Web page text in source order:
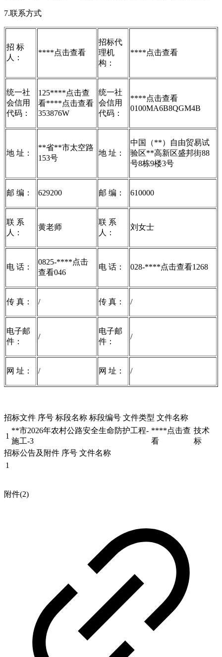
7.联系方式
招 标
人：
****点击查看
招标代
理机
构：
****点击查看
统一社
会信用
代码：
125****点击查
看****点击查看
353876W
统一社
会信用
代码：
****点击查看
0100MA6B8QGM4B
地 址：
**省**市太空路
153号
地 址：
中国（**）自由贸易试
验区**高新区盛邦街88
号8栋9楼3号
邮 编： 629200 邮 编： 610000
联 系
人：
黄老师
联 系
人：
刘女士
电 话：
0825-****点击
查看046
电 话： 028-****点击查看1268
传 真： / 传 真： /
电子邮
件：
/
电子邮
件：
/
网 址： / 网 址： /
招标文件 序号 标段名称 标段编号 文件类型 文件名称
1
**市2026年农村公路安全生命防护工程-
施工-3
****点击查
看
技术
标
招标公告及附件 序号 文件名称
1
附件(2)